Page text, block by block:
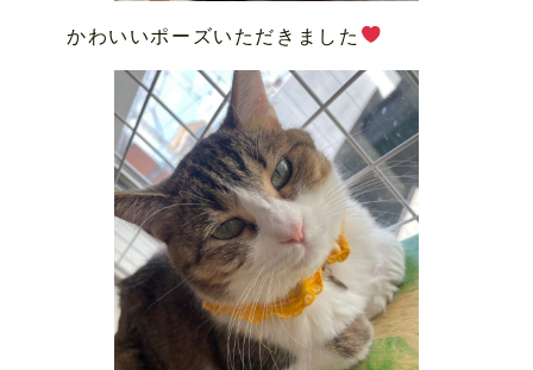
かわいいポーズいただきました